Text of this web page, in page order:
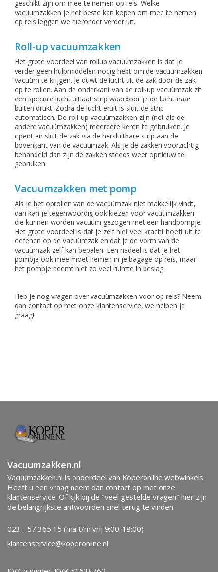
geschikt zijn om mee te nemen op reis. Welke
vacuumzakken je het beste kan kopen om mee te nemen
op reis leggen we hieronder verder uit.
Roll-up vacuumzakken
Het grote voordeel van rollup vacuumzakken is dat je
verder geen hulpmiddelen nodig hebt om de vacuümzakken
vacuüm te krijgen. Je duwt de lucht uit de zak door de zak
op te rollen. Aan de onderkant van de roll-up vacuümzak zit
een speciale lucht uitlaat strip waardoor je de lucht naar
buiten drukt. Zodra de lucht eruit is sluit de strip
automatisch. De roll-up vacuümzakken zijn (net als de
andere vacuümzakken) meerdere keren te gebruiken. Je
opent en sluit de zak via de hersluitbare strip aan de
bovenkant van de vacuümzak. Als je de zakken voorzichtig
behandeld dan zijn de zakken steeds weer opnieuw te
gebruiken.
Vacuumzakken met pomp
Als je het oprollen van de vacuümzak niet makkelijk vindt,
dan kan je tegenwoordig ook kiezen voor vacuümzakken
die kunnen worden vacuüm gezogen met een handpompje.
Het grote voordeel is dat je zelf niet veel kracht hoeft uit te
oefenen op de vacuümzak en dat je de vorm van de
vacuümzak zelf kan bepalen. Een nadeel is dat je het
pompje ook mee moet nemen in je bagage op reis, maar
het pompje neemt niet zo veel ruimte in beslag.
Heb je nog vragen over vacuümzakken voor op reis? Neem
dan contact op met onze klantenservice, we helpen je
graag!
Vacuumzakken.nl
Vacuumzakken.nl is onderdeel van Koperonline webwinkels.
Heeft u een vraag neem dan contact op met onze
klantenservice. Of kijk bij de "veel gestelde vragen" hier zijn
de belangrijkste antwoorden snel terug te vinden.
023 - 57 365 15 (ma t/m vrij 9:00-18:00)
klantenservice@koperonline.nl